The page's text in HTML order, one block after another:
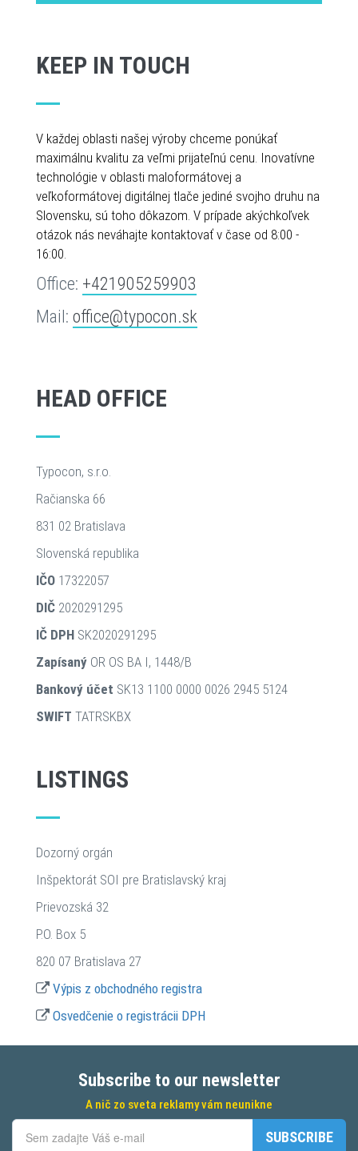
KEEP IN TOUCH
V každej oblasti našej výroby chceme ponúkať
maximálnu kvalitu za veľmi prijateľnú cenu. Inovatívne
technológie v oblasti maloformátovej a
veľkoformátovej digitálnej tlače jediné svojho druhu na
Slovensku, sú toho dôkazom. V prípade akýchkoľvek
otázok nás neváhajte kontaktovať v čase od 8:00 -
16:00.
Office: +421905259903
Mail: office@typocon.sk
HEAD OFFICE
Typocon, s.r.o.
Račianska 66
831 02 Bratislava
Slovenská republika
IČO 17322057
DIČ 2020291295
IČ DPH SK2020291295
Zapísaný OR OS BA I, 1448/B
Bankový účet SK13 1100 0000 0026 2945 5124
SWIFT TATRSKBX
LISTINGS
Dozorný orgán
Inšpektorát SOI pre Bratislavský kraj
Prievozská 32
P.O. Box 5
820 07 Bratislava 27
Výpis z obchodného registra
Osvedčenie o registrácii DPH
Subscribe to our newsletter
A nič zo sveta reklamy vám neunikne
SUBSCRIBE